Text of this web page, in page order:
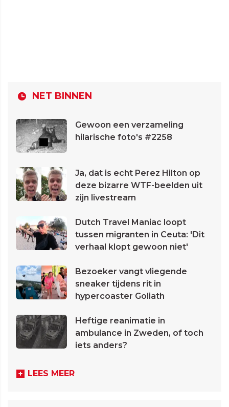
NET BINNEN
Gewoon een verzameling
hilarische foto's #2258
Ja, dat is echt Perez Hilton op
deze bizarre WTF-beelden uit
zijn livestream
Dutch Travel Maniac loopt
tussen migranten in Ceuta: 'Dit
verhaal klopt gewoon niet'
Bezoeker vangt vliegende
sneaker tijdens rit in
hypercoaster Goliath
Heftige reanimatie in
ambulance in Zweden, of toch
iets anders?
LEES MEER